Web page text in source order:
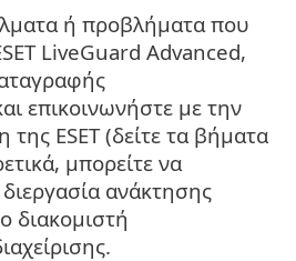
ή προβλήματα που
LiveGuard Advanced,
επικοινωνήστε με την
της ESET (δείτε τα βήματα
μπορείτε να
ανάκτησης
διακομιστή